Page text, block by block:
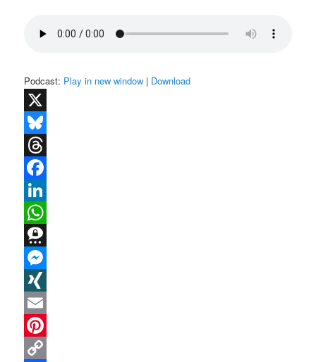
Podcast: Play in new window | Download
X
Bluesky
Threads
Facebook
LinkedIn
WhatsApp
Threema
Messenger
XING
Email
Pinterest